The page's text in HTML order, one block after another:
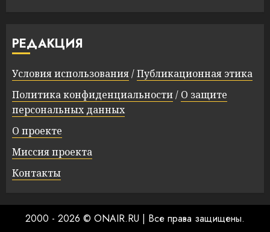
РЕДАКЦИЯ
Условия использования/Публикационная этика
Политика конфиденциальности/ О защите
персональных данных
О проекте
Миссия проекта
Контакты
2000 - 2026 © ONAIR.RU | Все права защищены.